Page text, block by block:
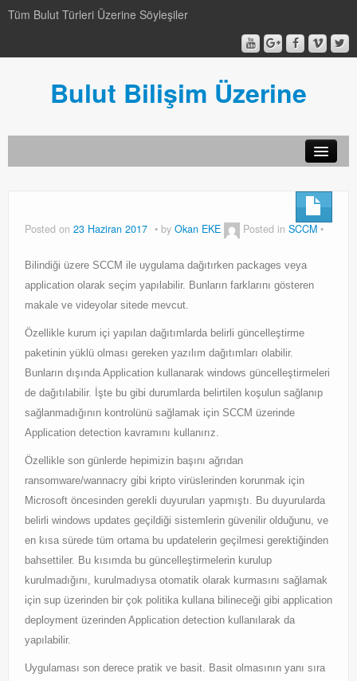
Tüm Bulut Türleri Üzerine Söyleşiler
Bulut Bilişim Üzerine
Genel
Video-Webcast-Seminer
Video-Webcast-Seminer
Windows Server Family
Windows Server Family
SCOM
Orchestrator
Orchestrator
Watchguard
Watchguard
PHP & MySQL
PHP & MySQL
Posted on 23 Haziran 2017 by Okan EKE Posted in SCCM
Bilindiği üzere SCCM ile uygulama dağıtırken packages veya
application olarak seçim yapılabilir. Bunların farklarını gösteren
makale ve videyolar sitede mevcut.
Özellikle kurum içi yapılan dağıtımlarda belirli güncelleştirme
paketinin yüklü olması gereken yazılım dağıtımları olabilir.
Bunların dışında Application kullanarak windows güncelleştirmeleri
de dağıtılabilir. İşte bu gibi durumlarda belirtilen koşulun sağlanıp
sağlanmadığının kontrolünü sağlamak için SCCM üzerinde
Application detection kavramını kullanırız.
Özellikle son günlerde hepimizin başını ağrıdan
ransomware/wannacry gibi kripto virüslerinden korunmak için
Microsoft öncesinden gerekli duyuruları yapmıştı. Bu duyurularda
belirli windows updates geçildiği sistemlerin güvenilir olduğunu, ve
en kısa sürede tüm ortama bu updatelerin geçilmesi gerektiğinden
bahsettiler. Bu kısımda bu güncelleştirmelerin kurulup
kurulmadığını, kurulmadıysa otomatik olarak kurmasını sağlamak
için sup üzerinden bir çok politika kullana bilineceği gibi application
deployment üzerinden Application detection kullanılarak da
yapılabilir.
Uygulaması son derece pratik ve basit. Basit olmasının yanı sıra